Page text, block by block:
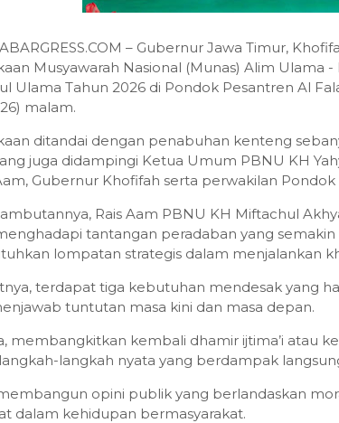
– Gubernur Jawa Timur,
Musyawarah Nasional (Munas) Alim Ulama -
Ulama Tahun 2026 di Pondok Pesantren Al
malam.
ditandai dengan penabuhan kenteng
juga didampingi Ketua Umum PBNU KH
Gubernur Khofifah serta perwakilan Pondok
Rais Aam PBNU KH Miftachul
tantangan peradaban yang
lompatan strategis dalam menjalankan
terdapat tiga kebutuhan mendesak yang
tuntutan masa kini dan masa depan.
membangkitkan kembali dhamir ijtima’i atau
langkah nyata yang berdampak
opini publik yang berlandaskan
dalam kehidupan bermasyarakat.